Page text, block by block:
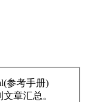
参考手册)
文章汇总。